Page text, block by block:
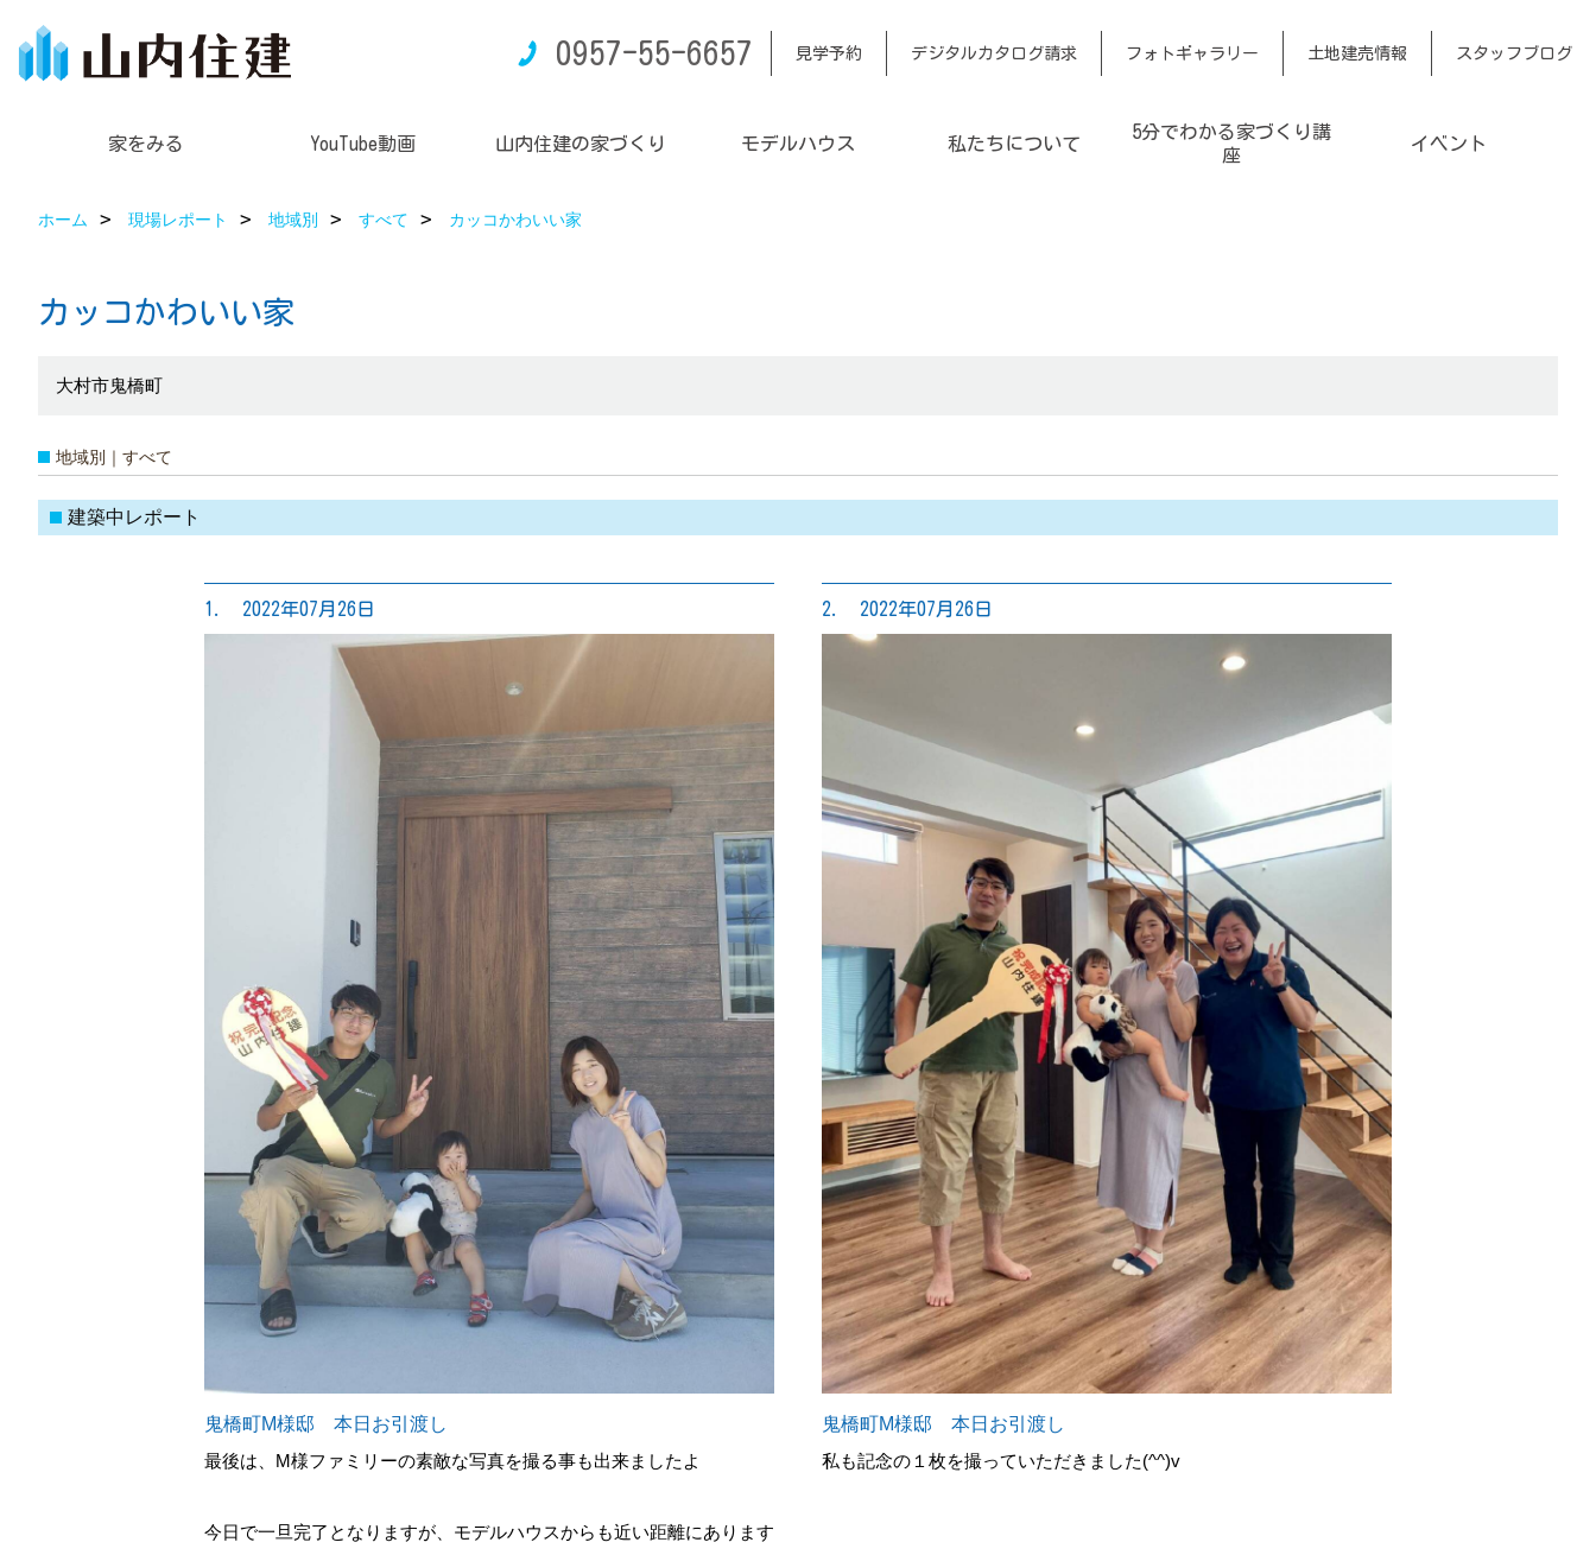
0957-55-6657 見学予約 デジタルカタログ請求 フォトギャラリー 土地建売情報 スタッフブログ
家をみる YouTube動画 山内住建の家づくり モデルハウス 私たちについて
5分でわかる家づくり講
座
イベント
ホーム 現場レポート 地域別 すべて カッコかわいい家
カッコかわいい家
大村市鬼橋町
地域別｜すべて
建築中レポート
1. 2022年07月26日
鬼橋町M様邸 本日お引渡し
最後は、M様ファミリーの素敵な写真を撮る事も出来ましたよ
今日で一旦完了となりますが、モデルハウスからも近い距離にあります
2. 2022年07月26日
鬼橋町M様邸 本日お引渡し
私も記念の１枚を撮っていただきました(^^)v